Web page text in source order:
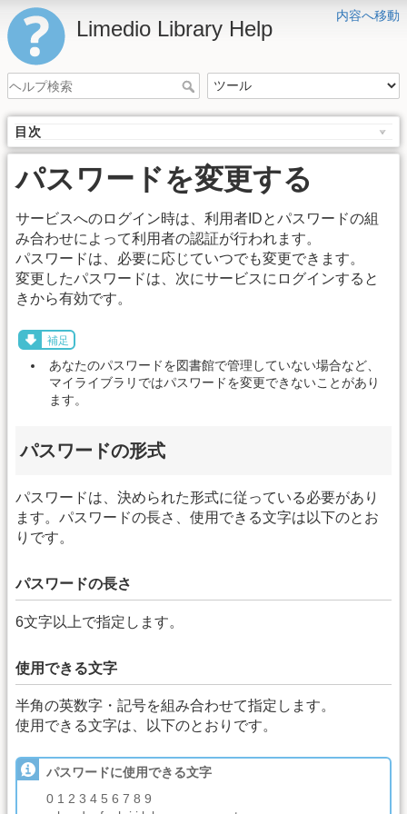
内容へ移動
Limedio Library Help
目次
パスワードを変更する
サービスへのログイン時は、利用者IDとパスワードの組
み合わせによって利用者の認証が行われます。
パスワードは、必要に応じていつでも変更できます。
変更したパスワードは、次にサービスにログインすると
きから有効です。
補足
あなたのパスワードを図書館で管理していない場合など、
マイライブラリではパスワードを変更できないことがあり
ます。
パスワードの形式
パスワードは、決められた形式に従っている必要があり
ます。パスワードの長さ、使用できる文字は以下のとお
りです。
パスワードの長さ
6文字以上で指定します。
使用できる文字
半角の英数字・記号を組み合わせて指定します。
使用できる文字は、以下のとおりです。
パスワードに使用できる文字
0 1 2 3 4 5 6 7 8 9